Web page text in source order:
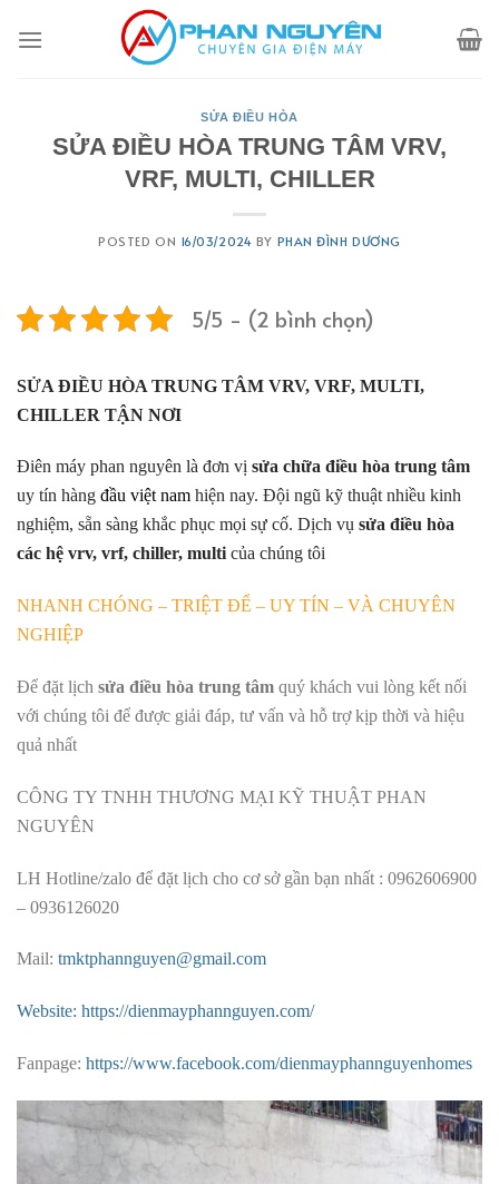
SỬA ĐIỀU HÒA
SỬA ĐIỀU HÒA TRUNG TÂM VRV,
VRF, MULTI, CHILLER
POSTED ON 16/03/2024 BY PHAN ĐÌNH DƯƠNG
5/5 - (2 bình chọn)
SỬA ĐIỀU HÒA TRUNG TÂM VRV, VRF, MULTI,
CHILLER TẬN NƠI
Điên máy phan nguyên là đơn vị sửa chữa điều hòa trung tâm
uy tín hàng đầu việt nam hiện nay. Đội ngũ kỹ thuật nhiều kinh
nghiệm, sẵn sàng khắc phục mọi sự cố. Dịch vụ sửa điều hòa
các hệ vrv, vrf, chiller, multi của chúng tôi
NHANH CHÓNG – TRIỆT ĐỂ – UY TÍN – VÀ CHUYÊN
NGHIỆP
Để đặt lịch sửa điều hòa trung tâm quý khách vui lòng kết nối
với chúng tôi để được giải đáp, tư vấn và hỗ trợ kịp thời và hiệu
quả nhất
CÔNG TY TNHH THƯƠNG MẠI KỸ THUẬT PHAN
NGUYÊN
LH Hotline/zalo để đặt lịch cho cơ sở gần bạn nhất : 0962606900
– 0936126020
Mail: tmktphannguyen@gmail.com
Website: https://dienmayphannguyen.com/
Fanpage: https://www.facebook.com/dienmayphannguyenhomes